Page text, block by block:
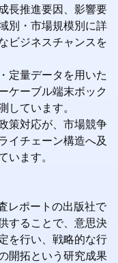
長推進要因、影響要
別・市場規模別に詳
ビジネスチャンスを
定量データを用いた
ケーブル端末ボック
しています。
策対応が、市場競争
イチェーン構造へ及
います。
レポートの出版社で
することで、意思決
を行い、戦略的な行
開拓という研究成果